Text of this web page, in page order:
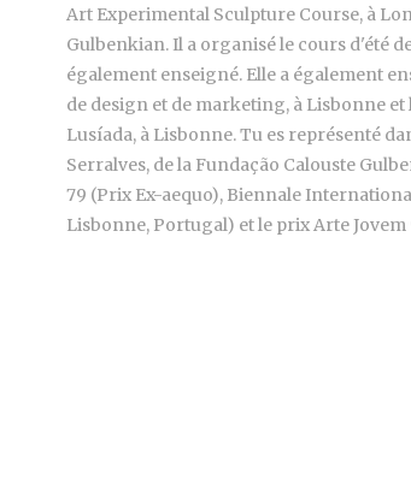
Art Experimental Sculpture Course, à
Gulbenkian. Il a organisé le cours d'été
également enseigné. Elle a également
de design et de marketing, à Lisbonne
Lusíada, à Lisbonne. Tu es représenté
Serralves, de la Fundação Calouste
79 (Prix Ex-aequo), Biennale
Lisbonne, Portugal) et le prix Arte Jovem